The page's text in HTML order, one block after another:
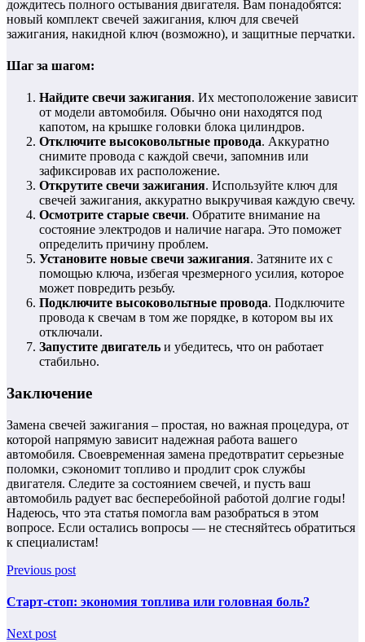
дождитесь полного остывания двигателя. Вам понадобятся:
новый комплект свечей зажигания, ключ для свечей
зажигания, накидной ключ (возможно), и защитные перчатки.
Шаг за шагом:
Найдите свечи зажигания. Их местоположение зависит
от модели автомобиля. Обычно они находятся под
капотом, на крышке головки блока цилиндров.
Отключите высоковольтные провода. Аккуратно
снимите провода с каждой свечи, запомнив или
зафиксировав их расположение.
Открутите свечи зажигания. Используйте ключ для
свечей зажигания, аккуратно выкручивая каждую свечу.
Осмотрите старые свечи. Обратите внимание на
состояние электродов и наличие нагара. Это поможет
определить причину проблем.
Установите новые свечи зажигания. Затяните их с
помощью ключа, избегая чрезмерного усилия, которое
может повредить резьбу.
Подключите высоковольтные провода. Подключите
провода к свечам в том же порядке, в котором вы их
отключали.
Запустите двигатель и убедитесь, что он работает
стабильно.
Заключение
Замена свечей зажигания – простая, но важная процедура, от
которой напрямую зависит надежная работа вашего
автомобиля. Своевременная замена предотвратит серьезные
поломки, сэкономит топливо и продлит срок службы
двигателя. Следите за состоянием свечей, и пусть ваш
автомобиль радует вас бесперебойной работой долгие годы!
Надеюсь, что эта статья помогла вам разобраться в этом
вопросе. Если остались вопросы — не стесняйтесь обратиться
к специалистам!
Previous post
Старт-стоп: экономия топлива или головная боль?
Next post